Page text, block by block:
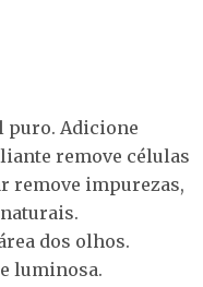
puro. Adicione
remove células
remove impurezas,
dos olhos.
luminosa.